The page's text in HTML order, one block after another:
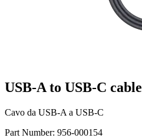
USB-A to USB-C cable
Cavo da USB-A a USB-C
Part Number: 956-000154